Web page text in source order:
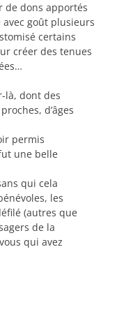
de dons apportés
goût plusieurs
certains
créer des tenues
là, dont des
d’âges
permis
une belle
qui cela
les
(autres que
de la
qui avez